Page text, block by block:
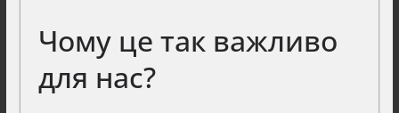
Чому це так важливо
для нас?